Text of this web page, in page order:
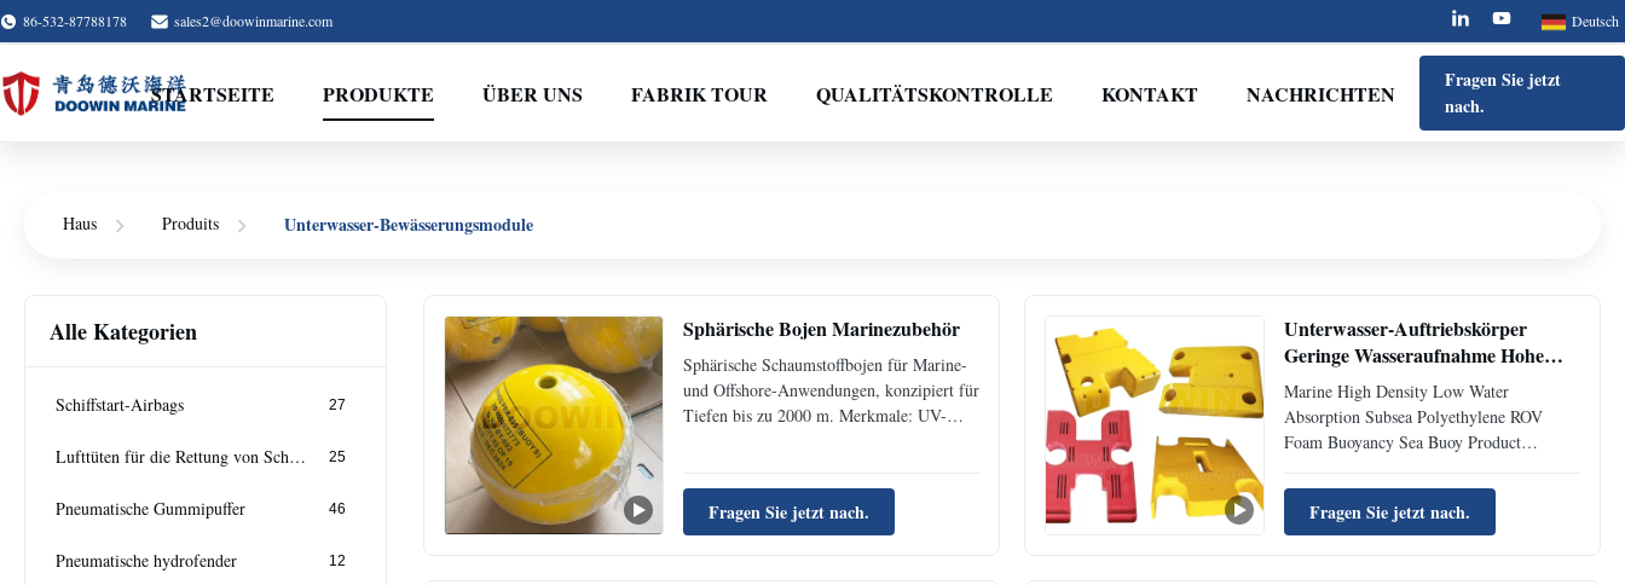
86-532-87788178 sales2@doowinmarine.com Deutsch
STARTSEITE PRODUKTE ÜBER UNS FABRIK TOUR QUALITÄTSKONTROLLE KONTAKT NACHRICHTEN
Fragen Sie jetzt
nach.
Haus Produits Unterwasser-Bewässerungsmodule
Alle Kategorien
Schiffstart-Airbags 27
Lufttüten für die Rettung von Schiffen 25
Pneumatische Gummipuffer 46
Pneumatische hydrofender 12
Sphärische Bojen Marinezubehör
Sphärische Schaumstoffbojen für Marine-
und Offshore-Anwendungen, konzipiert für
Tiefen bis zu 2000 m. Merkmale: UV-
Endstücke. Ideal für Tiefsee-Erkundung,
Ozeanbeobachtung und Auftrieb von
Unterwasserausrüstung. Zertifiziert für
Fragen Sie jetzt nach.
Unterwasser-Auftriebskörper
Geringe Wasseraufnahme Hohe
Festigkeit 0,35-0,7 g/cm³
Marine High Density Low Water
Absorption Subsea Polyethylene ROV
Foam Buoyancy Sea Buoy Product
Subsea Buoyancy floats Advantages Aging
resistance, abrasion resistance Design
Using Life 7-10 Years Size As per
Fragen Sie jetzt nach.